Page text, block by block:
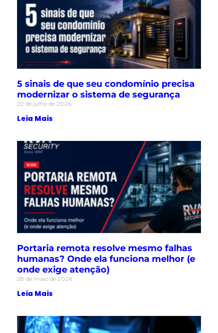
5 sinais de que seu condomínio precisa
modernizar o sistema de segurança
22 de julho de 2026
Leia Mais
Portaria remota resolve mesmo falhas
humanas? Onde ela funciona melhor (e
onde exige atenção)
28 de maio de 2026
Leia Mais